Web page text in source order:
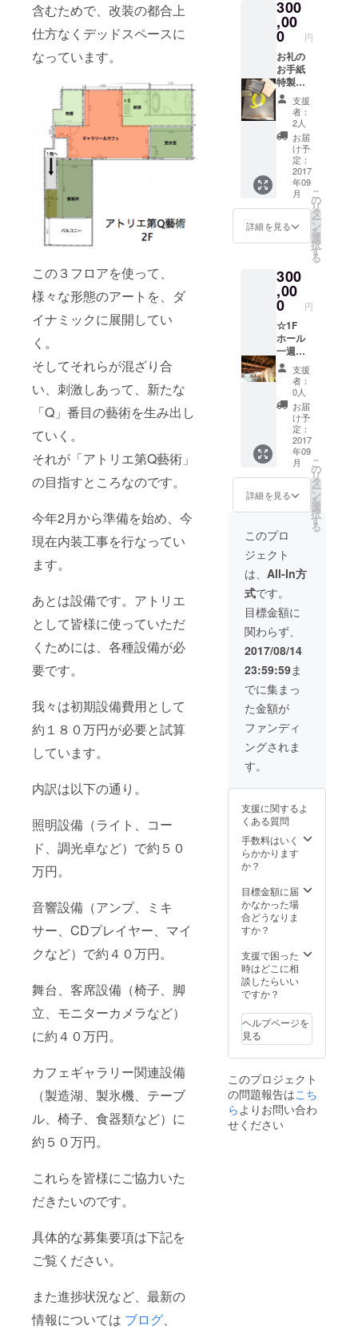
含むためで、改装の都合上
仕方なくデッドスペースに
なっています。
この３フロアを使って、
様々な形態のアートを、ダ
イナミックに展開してい
く。
そしてそれらが混ざり合
い、刺激しあって、新たな
「Q」番目の藝術を生み出し
ていく。
それが「アトリエ第Q藝術」
の目指すところなのです。
今年2月から準備を始め、今
現在内装工事を行なってい
ます。
あとは設備です。アトリエ
として皆様に使っていただ
くためには、各種設備が必
要です。
我々は初期設備費用として
約１８０万円が必要と試算
しています。
内訳は以下の通り。
照明設備（ライト、コー
ド、調光卓など）で約５０
万円。
音響設備（アンプ、ミキ
サー、CDプレイヤー、マイ
クなど）で約４０万円。
舞台、客席設備（椅子、脚
立、モニターカメラなど）
に約４０万円。
カフェギャラリー関連設備
（製造湖、製氷機、テーブ
ル、椅子、食器類など）に
約５０万円。
これらを皆様にご協力いた
だきたいのです。
具体的な募集要項は下記を
ご覧ください。
また進捗状況など、最新の
情報については ブログ、
お礼の
手紙 特
製クリ
アファ
イル
300
,00
0 円
お礼の
お手紙
特製ク
リア
ファイ
30000
円分の
割引券
オープ
ニング
パー
ティ招
待券 名
誉ス
タッフ
※割引券
は、カ
フェ利
用料、
公演入
場料、
アトリ
エ使用
料に使
えま
す。 ※
オープ
ニング
パー
ティは
9/7（木
）に予
定して
いま
す。 ※
名誉ス
タッフ
はアト
リエ第Q
藝術主
催の公
演並び
にパー
ティな
ど3年間
フリー
パスと
なりま
す。
支援
者：
2人
お届
け予
定：
2017
年09
月
詳細を見る
こ
の
リ
タ
ー
ン
を
選
択
す
る
300
,00
0 円
☆1F
ホール
一週間
利用権
（＋
仕込み
日とし
て追加2
日可／
有効期
限2018
年12月
まで／
ご利用
日はご
相談下
さ
い。）
お礼
の手紙
特製ク
リア
ファイ
ル
支援
者：
0人
お届
け予
定：
2017
年09
月
詳細を見る
こ
の
リ
タ
ー
ン
を
選
択
す
る
このプロ
ジェクト
は、 All-In方
式です。
目標金額に
関わらず、
2017/08/14
23:59:59ま
でに集まっ
た金額が
ファンディ
ングされま
す。
支援に関するよ
くある質問
手数料はいく
らかかります
か？
目標金額に届
かなかった場
合どうなりま
すか？
支援で困った
時はどこに相
談したらいい
ですか？
ヘルプページを
見る
このプロジェクト
の問題報告はこち
らよりお問い合わ
せください